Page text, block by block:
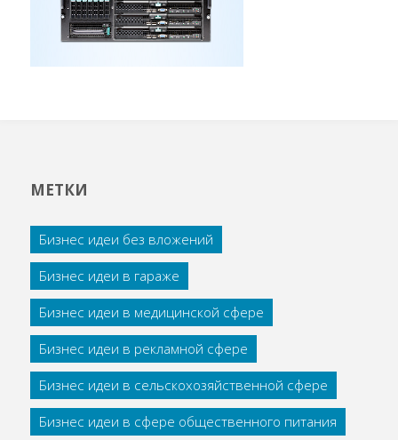
МЕТКИ
Бизнес идеи без вложений
Бизнес идеи в гараже
Бизнес идеи в медицинской сфере
Бизнес идеи в рекламной сфере
Бизнес идеи в сельскохозяйственной сфере
Бизнес идеи в сфере общественного питания